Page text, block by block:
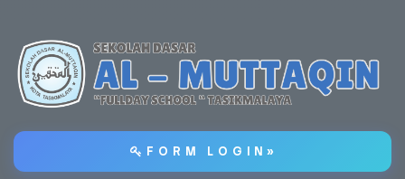
F O R M L O G I N »